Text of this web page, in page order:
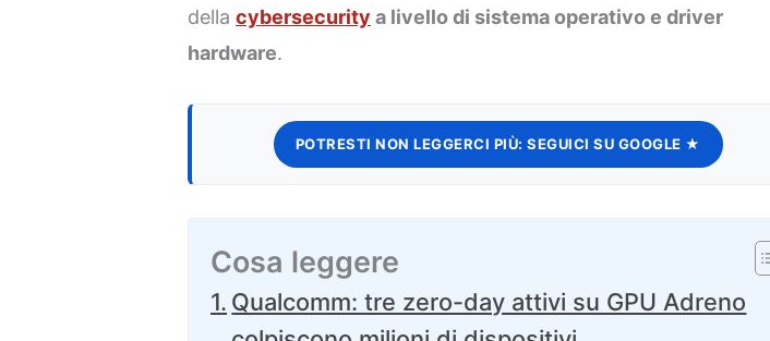
dellacybersecurity a livello di sistema operativo e driver
hardware.
POTRESTI NON LEGGERCI PIÙ: SEGUICI SU GOOGLE ★
Cosa leggere
Qualcomm: tre zero-day attivi su GPU Adreno